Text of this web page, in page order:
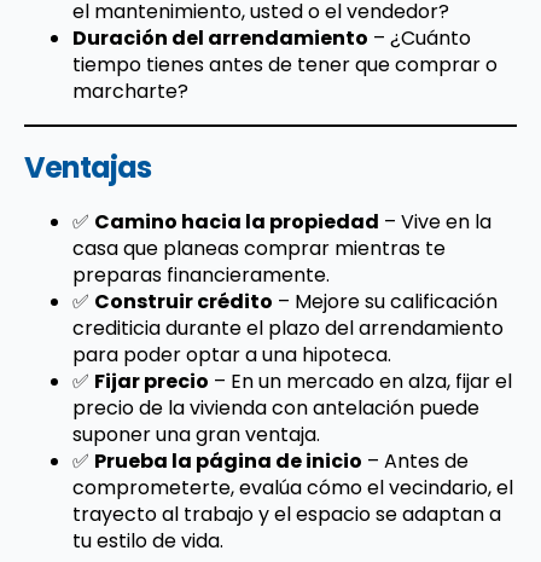
el mantenimiento, usted o el vendedor?
Duración del arrendamiento – ¿Cuánto
tiempo tienes antes de tener que comprar o
marcharte?
Ventajas
✅ Camino hacia la propiedad – Vive en la
casa que planeas comprar mientras te
preparas financieramente.
✅ Construir crédito – Mejore su calificación
crediticia durante el plazo del arrendamiento
para poder optar a una hipoteca.
✅ Fijar precio – En un mercado en alza, fijar el
precio de la vivienda con antelación puede
suponer una gran ventaja.
✅ Prueba la página de inicio – Antes de
comprometerte, evalúa cómo el vecindario, el
trayecto al trabajo y el espacio se adaptan a
tu estilo de vida.